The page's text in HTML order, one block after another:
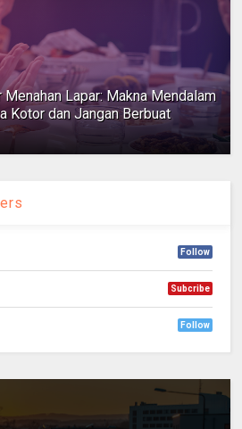
Menahan Lapar: Makna Mendalam
Kotor dan Jangan Berbuat
Follow
Subcribe
Follow